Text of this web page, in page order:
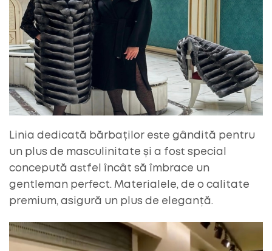
Linia dedicată bărbaților este gândită pentru
un plus de masculinitate și a fost special
concepută astfel încât să îmbrace un
gentleman perfect. Materialele, de o calitate
premium, asigură un plus de eleganță.